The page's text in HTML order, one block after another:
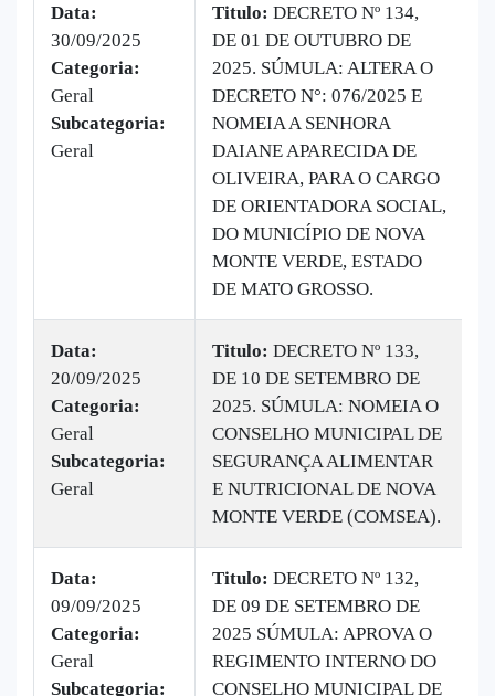
Data:
30/09/2025
Categoria:
Geral
Subcategoria:
Geral
Titulo: DECRETO Nº 134,
DE 01 DE OUTUBRO DE
2025. SÚMULA: ALTERA O
DECRETO N°: 076/2025 E
NOMEIA A SENHORA
DAIANE APARECIDA DE
OLIVEIRA, PARA O CARGO
DE ORIENTADORA SOCIAL,
DO MUNICÍPIO DE NOVA
MONTE VERDE, ESTADO
DE MATO GROSSO.
Data:
20/09/2025
Categoria:
Geral
Subcategoria:
Geral
Titulo: DECRETO Nº 133,
DE 10 DE SETEMBRO DE
2025. SÚMULA: NOMEIA O
CONSELHO MUNICIPAL DE
SEGURANÇA ALIMENTAR
E NUTRICIONAL DE NOVA
MONTE VERDE (COMSEA).
Data:
09/09/2025
Categoria:
Geral
Subcategoria:
Titulo: DECRETO Nº 132,
DE 09 DE SETEMBRO DE
2025 SÚMULA: APROVA O
REGIMENTO INTERNO DO
CONSELHO MUNICIPAL DE